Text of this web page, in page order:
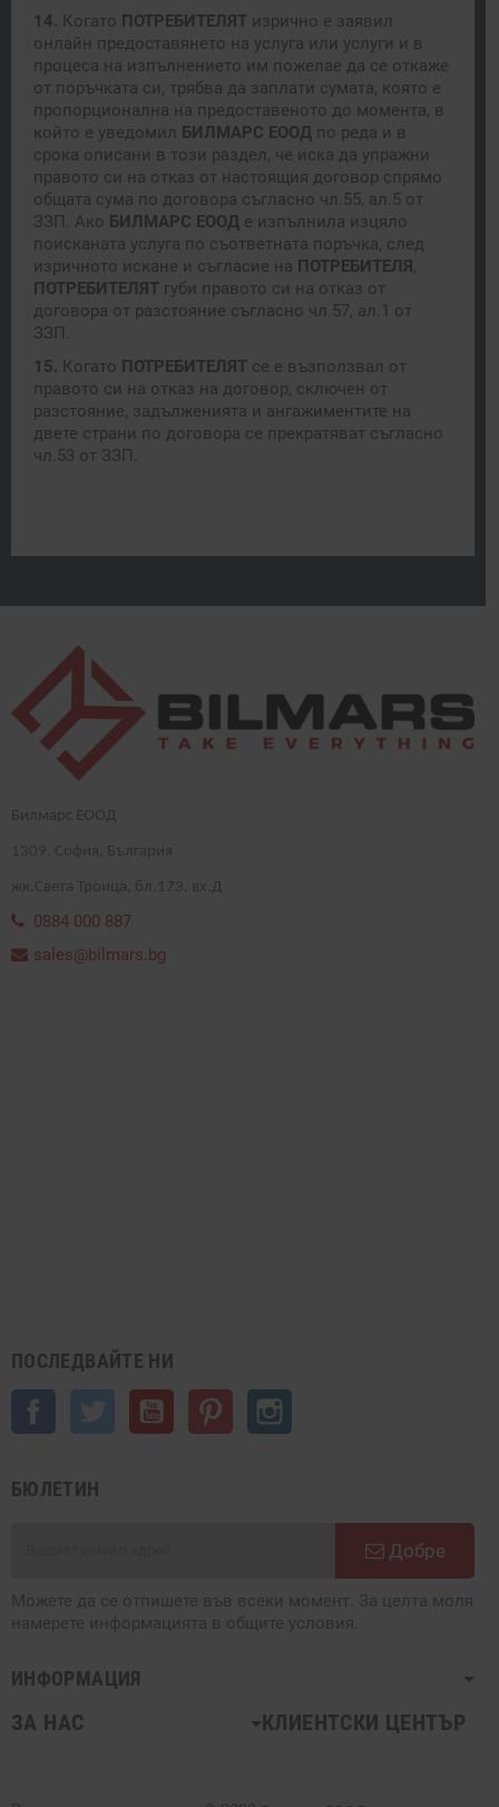
14. Когато ПОТРЕБИТЕЛЯТ изрично е заявил
онлайн предоставянето на услуга или услуги и в
процеса на изпълнението им пожелае да се откаже
от поръчката си, трябва да заплати сумата, която е
пропорционална на предоставеното до момента, в
който е уведомил БИЛМАРС ЕООД по реда и в
срока описани в този раздел, че иска да упражни
правото си на отказ от настоящия договор спрямо
общата сума по договора съгласно чл.55, ал.5 от
ЗЗП. Ако БИЛМАРС ЕООД е изпълнила изцяло
поисканата услуга по съответната поръчка, след
изричното искане и съгласие на ПОТРЕБИТЕЛЯ ,
ПОТРЕБИТЕЛЯТ губи правото си на отказ от
договора от разстояние съгласно чл.57, ал.1 от
ЗЗП.
15. Когато ПОТРЕБИТЕЛЯТ се е възползвал от
правото си на отказ на договор, сключен от
разстояние, задълженията и ангажиментите на
двете страни по договора се прекратяват съгласно
чл.53 от ЗЗП.
Билмарс ЕООД
309 , София, България
жк.Света Троица, бл.173, вх.Д
0884 000 887
sales@bilmars.bg
ПОСЛЕДВАЙТЕ НИ
Facebook Twitter YouTube Pinterest
БЮЛЕТИН
Добре
Можете да се отпишете във всеки момент. За целта моля
намерете информацията в общите условия.
ИНФОРМАЦИЯ
ЗА НАС КЛИЕНТСКИ ЦЕНТЪР